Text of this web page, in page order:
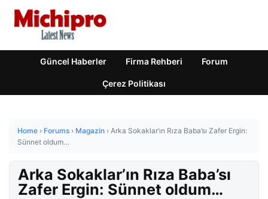
Güncel Haberler Firma Rehberi Forum
Çerez Politikası
Home › Forums › Magazin › Arka Sokaklar’ın Rıza Baba’sı Zafer Ergin:
Sünnet oldum…
Arka Sokaklar’ın Rıza Baba’sı
Zafer Ergin: Sünnet oldum…